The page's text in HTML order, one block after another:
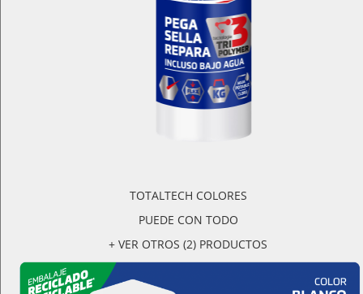
TOTALTECH COLORES
PUEDE CON TODO
+ VER OTROS (2) PRODUCTOS